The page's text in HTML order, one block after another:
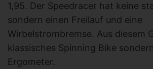
1,95. Der Speedracer hat keine
sondern einen Freilauf und eine
Wirbelstrombremse. Aus diesem
klassisches Spinning Bike
Ergometer.